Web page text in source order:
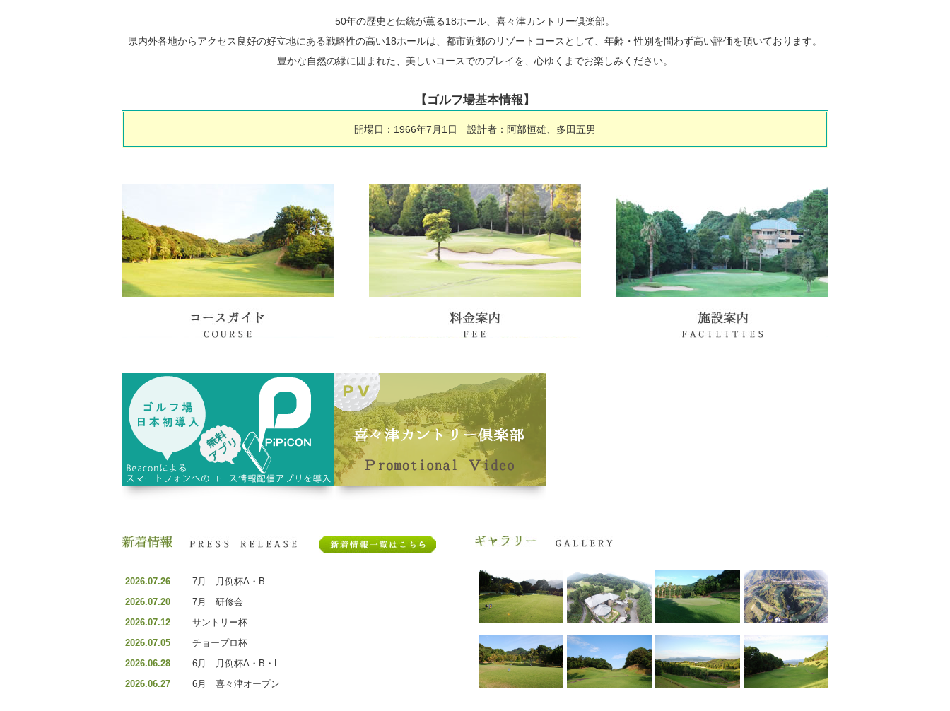
50年の歴史と伝統が薫る18ホール、喜々津カントリー倶楽部。
県内外各地からアクセス良好の好立地にある戦略性の高い18ホールは、都市近郊のリゾートコースとして、年齢・性別を問わず高い評価を頂いております。
豊かな自然の緑に囲まれた、美しいコースでのプレイを、心ゆくまでお楽しみください。
【ゴルフ場基本情報】
開場日：1966年7月1日 設計者：阿部恒雄、多田五男
2026.07.26 7月 月例杯A・B
2026.07.20 7月 研修会
2026.07.12 サントリー杯
2026.07.05 チョープロ杯
2026.06.28 6月 月例杯A・B・L
2026.06.27 6月 喜々津オープン